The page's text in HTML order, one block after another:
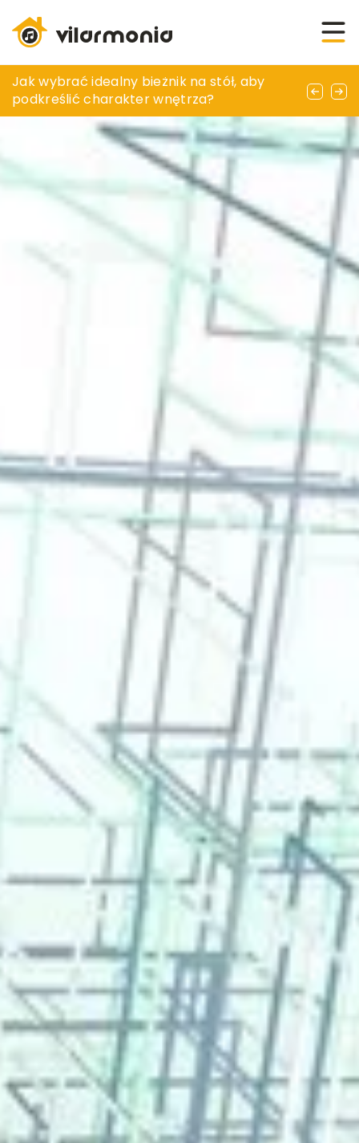
Pielęgnacja drzew – troszcz się o swoje
zielone skarby
Jak wybrać idealny bieżnik na stół, aby
podkreślić charakter wnętrza?
Jak efektywnie zorganizować przestrzeń w
małym ogrodzie?